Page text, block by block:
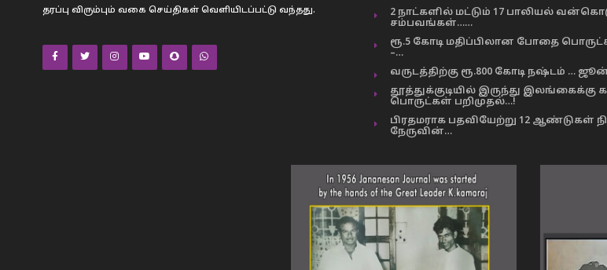
தரப்பு விரும்பும் வகை செய்திகள் வெளியிடப்பட்டு வந்தது.
2 நாட்களில் மட்டும் 17 பாலியல்
சம்பவங்கள்……
ரூ.5 கோடி மதிப்பிலான போதை
–…
வருடத்திற்கு ரூ.800 கோடி நஷ்டம் …
தூத்துக்குடியில் இருந்து இலங்கைக்கு
பொருட்கள் பறிமுதல்…!
பிரதமராக பதவியேற்று 12 ஆண்டுகள்
நேருவின்…